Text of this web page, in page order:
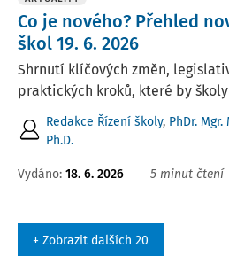
Co je nového? Přehled
škol 19. 6. 2026
Shrnutí klíčových změn,
praktických kroků, které by
Redakce Řízení školy, PhDr.
Ph.D.
Vydáno: 18. 6. 2026 5 minut čtení
+ Zobrazit dalších 20